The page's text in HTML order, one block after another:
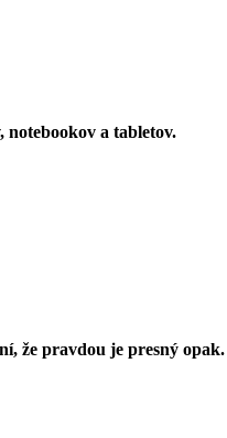
a tabletov.
že pravdou je presný opak.